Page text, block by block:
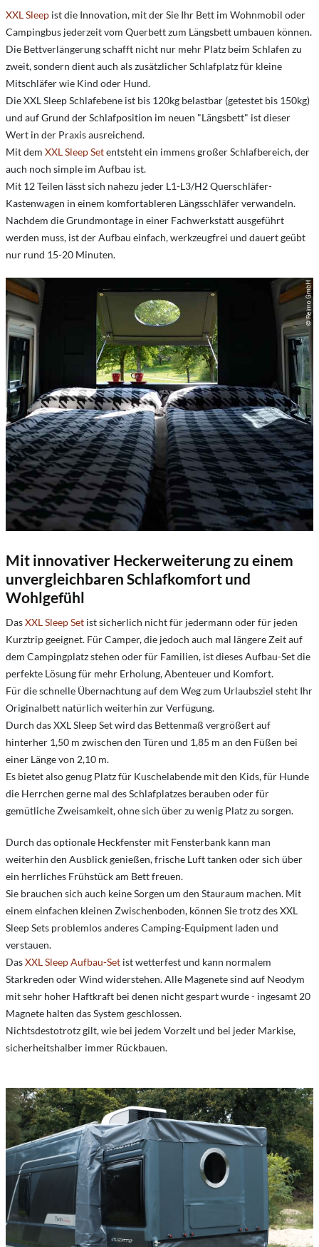
XXL Sleep ist die Innovation, mit der Sie Ihr Bett im Wohnmobil oder
Campingbus jederzeit vom Querbett zum Längsbett umbauen können.
Die Bettverlängerung schafft nicht nur mehr Platz beim Schlafen zu
zweit, sondern dient auch als zusätzlicher Schlafplatz für kleine
Mitschläfer wie Kind oder Hund.
Die XXL Sleep Schlafebene ist bis 120kg belastbar (getestet bis 150kg)
und auf Grund der Schlafposition im neuen "Längsbett" ist dieser
Wert in der Praxis ausreichend.
Mit dem XXL Sleep Setentsteht ein immens großer Schlafbereich, der
auch noch simple im Aufbau ist.
Mit 12 Teilen lässt sich nahezu jeder L1-L3/H2 Querschläfer-
Kastenwagen in einem komfortableren Längsschläfer verwandeln.
Nachdem die Grundmontage in einer Fachwerkstatt ausgeführt
werden muss, ist der Aufbau einfach, werkzeugfrei und dauert geübt
nur rund 15-20 Minuten.
Mit innovativer Heckerweiterung zu einem
unvergleichbaren Schlafkomfort und
Wohlgefühl
DasXXL Sleep Set ist sicherlich nicht für jedermann oder für jeden
Kurztrip geeignet. Für Camper, die jedoch auch mal längere Zeit auf
dem Campingplatz stehen oder für Familien, ist dieses Aufbau-Set die
perfekte Lösung für mehr Erholung, Abenteuer und Komfort.
Für die schnelle Übernachtung auf dem Weg zum Urlaubsziel steht Ihr
Originalbett natürlich weiterhin zur Verfügung.
Durch das XXL Sleep Set wird das Bettenmaß vergrößert auf
hinterher 1,50 m zwischen den Türen und 1,85 m an den Füßen bei
einer Länge von 2,10 m.
Es bietet also genug Platz für Kuschelabende mit den Kids, für Hunde
die Herrchen gerne mal des Schlafplatzes berauben oder für
gemütliche Zweisamkeit, ohne sich über zu wenig Platz zu sorgen.
Durch das optionale Heckfenster mit Fensterbank kann man
weiterhin den Ausblick genießen, frische Luft tanken oder sich über
ein herrliches Frühstück am Bett freuen.
Sie brauchen sich auch keine Sorgen um den Stauraum machen. Mit
einem einfachen kleinen Zwischenboden, können Sie trotz des XXL
Sleep Sets problemlos anderes Camping-Equipment laden und
verstauen.
DasXXL Sleep Aufbau-Set ist wetterfest und kann normalem
Starkreden oder Wind widerstehen. Alle Magenete sind auf Neodym
mit sehr hoher Haftkraft bei denen nicht gespart wurde - ingesamt 20
Magnete halten das System geschlossen.
Nichtsdestotrotz gilt, wie bei jedem Vorzelt und bei jeder Markise,
sicherheitshalber immer Rückbauen.